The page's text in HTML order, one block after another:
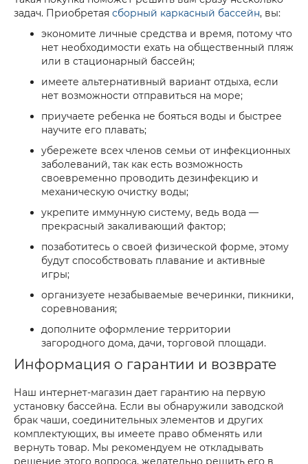
задач. Приобретая сборный каркасный бассейн, вы:
экономите личные средства и время, потому что
нет необходимости ехать на общественный пляж
или в стационарный бассейн;
имеете альтернативный вариант отдыха, если
нет возможности отправиться на море;
приучаете ребенка не бояться воды и быстрее
научите его плавать;
убережете всех членов семьи от инфекционных
заболеваний, так как есть возможность
своевременно проводить дезинфекцию и
механическую очистку воды;
укрепите иммунную систему, ведь вода —
прекрасный закаливающий фактор;
позаботитесь о своей физической форме, этому
будут способствовать плавание и активные
игры;
организуете незабываемые вечеринки, пикники,
соревнования;
дополните оформление территории
загородного дома, дачи, торговой площади.
Информация о гарантии и возврате
Наш интернет-магазин дает гарантию на первую
установку бассейна. Если вы обнаружили заводской
брак чаши, соединительных элементов и других
комплектующих, вы имеете право обменять или
вернуть товар. Мы рекомендуем не откладывать
решение этого вопроса, желательно решить его в